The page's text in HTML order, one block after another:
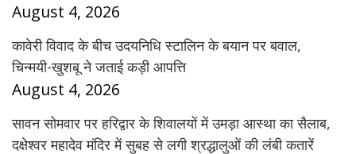
August 4, 2026
कावेरी विवाद के बीच उदयनिधि स्टालिन के बयान पर बवाल,
चिन्मयी-खुशबू ने जताई कड़ी आपत्ति
August 4, 2026
सावन सोमवार पर हरिद्वार के शिवालयों में उमड़ा आस्था का सैलाब,
दक्षेश्वर महादेव मंदिर में सुबह से लगी श्रद्धालुओं की लंबी कतारें